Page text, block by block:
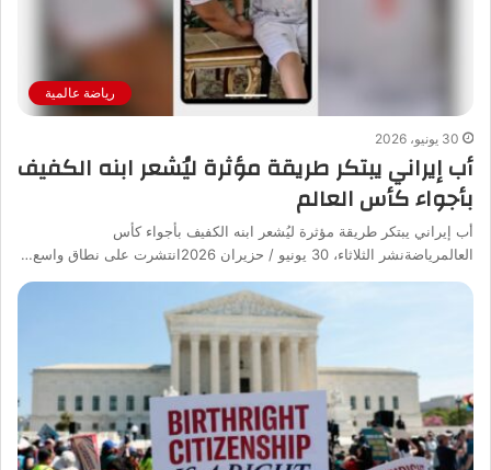
رياضة عالمية
30 يونيو، 2026
أب إيراني يبتكر طريقة مؤثرة ليُشعر ابنه الكفيف
بأجواء كأس العالم
أب إيراني يبتكر طريقة مؤثرة ليُشعر ابنه الكفيف بأجواء كأس
العالمرياضةنشر الثلاثاء، 30 يونيو / حزيران 2026انتشرت على نطاق واسع…